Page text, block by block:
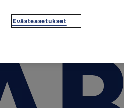
Evästeasetukset